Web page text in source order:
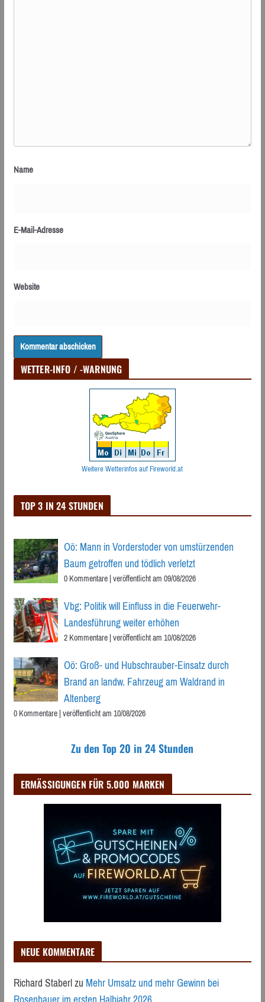
Name
E-Mail-Adresse
Website
WETTER-INFO / -WARNUNG
Weitere Wetterinfos auf Fireworld.at
TOP 3 IN 24 STUNDEN
Oö: Mann in Vorderstoder von umstürzenden
Baum getroffen und tödlich verletzt
0 Kommentare|veröffentlicht am 09/08/2026
Vbg: Politik will Einfluss in die Feuerwehr-
Landesführung weiter erhöhen
2 Kommentare|veröffentlicht am 10/08/2026
Oö: Groß- und Hubschrauber-Einsatz durch
Brand an landw. Fahrzeug am Waldrand in
Altenberg
0 Kommentare|veröffentlicht am 10/08/2026
Zu den Top 20 in 24 Stunden
ERMÄSSIGUNGEN FÜR 5.000 MARKEN
NEUE KOMMENTARE
Richard StaberlzuMehr Umsatz und mehr Gewinn bei